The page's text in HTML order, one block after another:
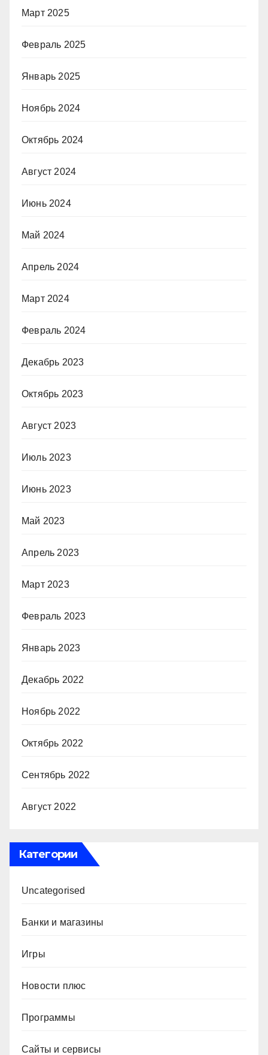
Март 2025
Февраль 2025
Январь 2025
Ноябрь 2024
Октябрь 2024
Август 2024
Июнь 2024
Май 2024
Апрель 2024
Март 2024
Февраль 2024
Декабрь 2023
Октябрь 2023
Август 2023
Июль 2023
Июнь 2023
Май 2023
Апрель 2023
Март 2023
Февраль 2023
Январь 2023
Декабрь 2022
Ноябрь 2022
Октябрь 2022
Сентябрь 2022
Август 2022
Категории
Uncategorised
Банки и магазины
Игры
Новости плюс
Программы
Сайты и сервисы